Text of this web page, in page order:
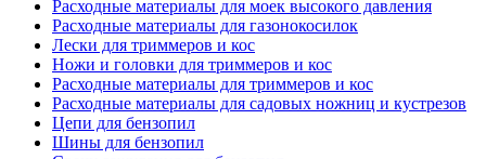
Расходные материалы для моек высокого давления
Расходные материалы для газонокосилок
Лески для триммеров и кос
Ножи и головки для триммеров и кос
Расходные материалы для триммеров и кос
Расходные материалы для садовых ножниц и кустрезов
Цепи для бензопил
Шины для бензопил